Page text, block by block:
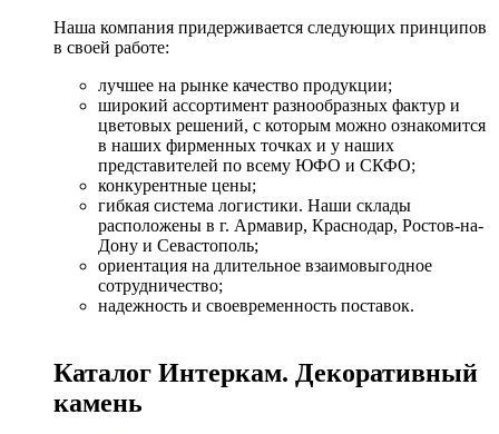
Наша компания придерживается следующих принципов
в своей работе:
лучшее на рынке качество продукции;
широкий ассортимент разнообразных фактур и
цветовых решений, с которым можно ознакомится
в наших фирменных точках и у наших
представителей по всему ЮФО и СКФО;
конкурентные цены;
гибкая система логистики. Наши склады
расположены в г. Армавир, Краснодар, Ростов-на-
Дону и Севастополь;
ориентация на длительное взаимовыгодное
сотрудничество;
надежность и своевременность поставок.
Каталог Интеркам. Декоративный
камень